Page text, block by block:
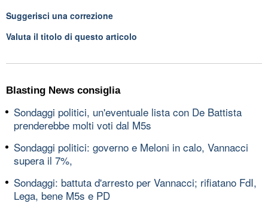
Suggerisci una correzione
Valuta il titolo di questo articolo
Blasting News consiglia
Sondaggi politici, un'eventuale lista con De Battista
prenderebbe molti voti dal M5s
Sondaggi politici: governo e Meloni in calo, Vannacci
supera il 7%,
Sondaggi: battuta d'arresto per Vannacci; rifiatano FdI,
Lega, bene M5s e PD